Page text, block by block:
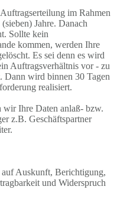
im Rahmen
Jahre. Danach
Sollte kein
kommen, werden Ihre
Es sei denn es wird
Auftragsverhältnis vor - zu
Dann wird binnen 30 Tagen
realisiert.
wir Ihre Daten anlaß- bzw.
z.B. Geschäftspartner
auf Auskunft, Berichtigung,
und Widerspruch